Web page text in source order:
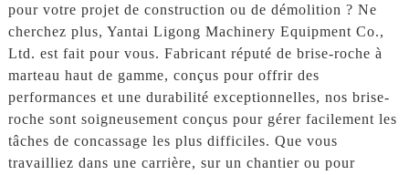
pour votre projet de construction ou de démolition ? Ne
cherchez plus, Yantai Ligong Machinery Equipment Co.,
Ltd. est fait pour vous. Fabricant réputé de brise-roche à
marteau haut de gamme, conçus pour offrir des
performances et une durabilité exceptionnelles, nos brise-
roche sont soigneusement conçus pour gérer facilement les
tâches de concassage les plus difficiles. Que vous
travailliez dans une carrière, sur un chantier ou pour